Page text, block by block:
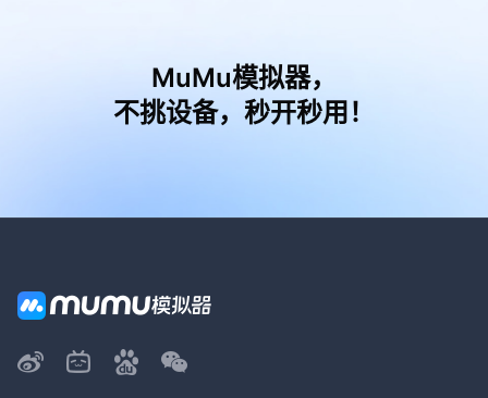
MuMu模拟器，
不挑设备，秒开秒用！